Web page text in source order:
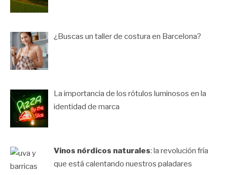
¿Buscas un taller de costura en Barcelona?
La importancia de los rótulos luminosos en la
identidad de marca
Vinos nórdicos naturales: la revolución fría
que está calentando nuestros paladares